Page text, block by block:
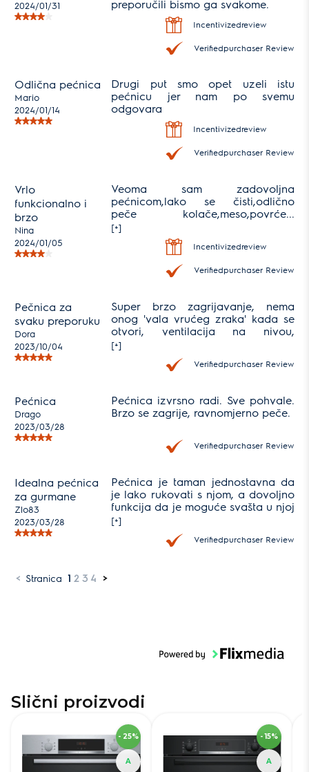
2024/01/31
preporučili bismo ga svakome.
Incentivizedreview
Verifiedpurchaser Review
Odlična pećnica
Mario
2024/01/14
Drugi put smo opet uzeli istu
pećnicu jer nam po svemu
odgovara
Incentivizedreview
Verifiedpurchaser Review
Vrlo
funkcionalno i
brzo
Nina
2024/01/05
Veoma sam zadovoljna
pećnicom,lako se čisti,odlično
peče kolače,meso,povrće...
Odličan proizvod
[+]
Incentivizedreview
Verifiedpurchaser Review
Pečnica za
svaku preporuku
Dora
2023/10/04
Super brzo zagrijavanje, nema
onog 'vala vrućeg zraka' kada se
otvori, ventilacija na nivou,
mnoštvo programa, a cjenovno
pristupačna, estetski
atraktivna...definitivno bismo
preporučimo.
[+]
Verifiedpurchaser Review
Pećnica
Drago
2023/03/28
Pećnica izvrsno radi. Sve pohvale.
Brzo se zagrije, ravnomjerno peče.
Verifiedpurchaser Review
Idealna pećnica
za gurmane
Zlo83
2023/03/28
Pećnica je taman jednostavna da
je lako rukovati s njom, a dovoljno
funkcija da je moguće svašta u njoj
spremiti. Kruh zbog opcije pare je
hrskav, a meso uz termometar
uvijek sočno i taman pečeno
[+]
Verifiedpurchaser Review
< Stranica 1 2 3 4 >
Slični proizvodi
- 25%
A
251055
Visina
59,5 cm
Širina
59,4 cm
Dubina
54,8 cm
- 15%
A